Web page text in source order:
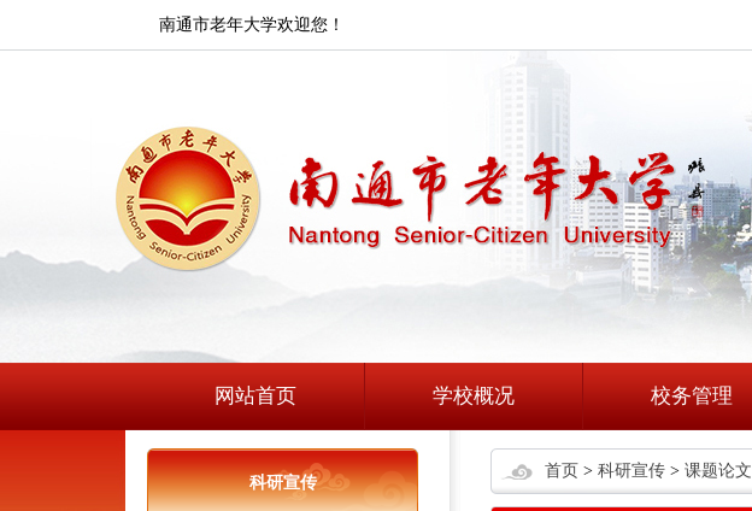
南通市老年大学欢迎您！
网站首页 学校概况 校务管理
科研宣传
首页 > 科研宣传 > 课题论文